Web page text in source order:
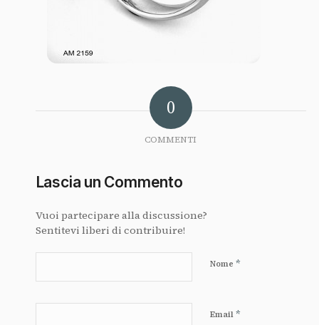
0
COMMENTI
Lascia un Commento
Vuoi partecipare alla discussione?
Sentitevi liberi di contribuire!
Nome *
Email *